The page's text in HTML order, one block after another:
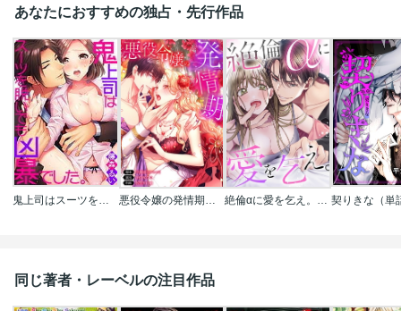
あなたにおすすめの独占・先行作品
契りきな（単
同じ著者・レーベルの注目作品